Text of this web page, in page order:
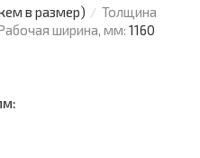
в размер)
Толщина
ширина, мм: 1160